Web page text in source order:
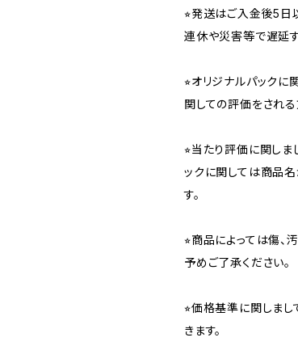
⭐︎発送はご入金後5日
連休や災害等で遅延
⭐︎オリジナルパック
関しての評価をされる
⭐︎当たり評価に関しま
ックに関しては商品
す。
⭐︎商品によっては傷、
予めご了承ください。
⭐︎価格基準に関しま
きます。